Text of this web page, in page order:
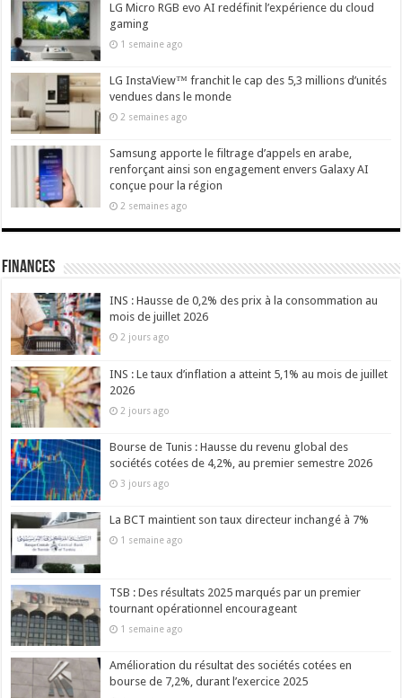
LG Micro RGB evo AI redéfinit l’expérience du cloud
gaming
1 semaine ago
LG InstaView™ franchit le cap des 5,3 millions d’unités
vendues dans le monde
2 semaines ago
Samsung apporte le filtrage d’appels en arabe,
renforçant ainsi son engagement envers Galaxy AI
conçue pour la région
2 semaines ago
Finances
INS : Hausse de 0,2% des prix à la consommation au
mois de juillet 2026
2 jours ago
INS : Le taux d’inflation a atteint 5,1% au mois de juillet
2026
2 jours ago
Bourse de Tunis : Hausse du revenu global des
sociétés cotées de 4,2%, au premier semestre 2026
3 jours ago
La BCT maintient son taux directeur inchangé à 7%
1 semaine ago
TSB : Des résultats 2025 marqués par un premier
tournant opérationnel encourageant
1 semaine ago
Amélioration du résultat des sociétés cotées en
bourse de 7,2%, durant l’exercice 2025